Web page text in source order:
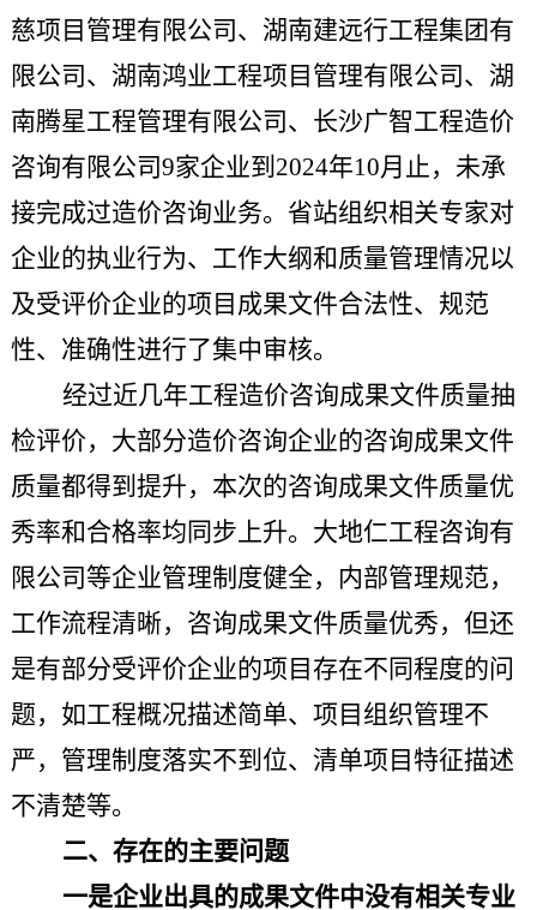
慈项目管理有限公司、湖南建远行工程集团有
限公司、湖南鸿业工程项目管理有限公司、湖
南腾星工程管理有限公司、长沙广智工程造价
咨询有限公司9家企业到 2024年10月止，未承
接完成过造价咨询业务。省站组织相关专家对
企业的执业行为、工作大纲和质量管理情况以
及受评价企业的项目成果文件合法性、规范
性、准确性进行了集中审核。
经过近几年工程造价咨询成果文件质量抽
检评价，大部分造价咨询企业的咨询成果文件
质量都得到提升， 本次的咨询成果文件质量优
秀率和合格率均同步 上升。大地仁工程咨询有
限公司等企业管理制度健全，内部管理规范，
工作流程清晰，咨询成果文件质量优秀， 但还
是有部分受评价企业的项目存在不同程度的问
题，如工程概况描述简单、项目组织管理不
严，管理制度落实不到位、清单项目特征描述
不清楚等。
二、存在的主要问题
一是企业出具的成果文件中没有相关专业